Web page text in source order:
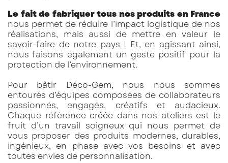
Le fait de fabriquer tous nos produits en France
nous permet de réduire l’impact logistique de nos
réalisations, mais aussi de mettre en valeur le
savoir-faire de notre pays ! Et, en agissant ainsi,
nous faisons également un geste positif pour la
protection de l’environnement.
Pour bâtir Déco-Gem, nous nous sommes
entourés d’équipes composées de collaborateurs
passionnés, engagés, créatifs et audacieux.
Chaque référence créée dans nos ateliers est le
fruit d’un travail soigneux qui nous permet de
vous proposer des produits modernes, durables,
ingénieux, en phase avec vos besoins et avec
toutes envies de personnalisation.